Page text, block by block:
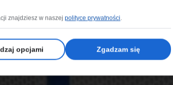
znajdziesz w naszej polityce prywatności.
opcjami Zgadzam się